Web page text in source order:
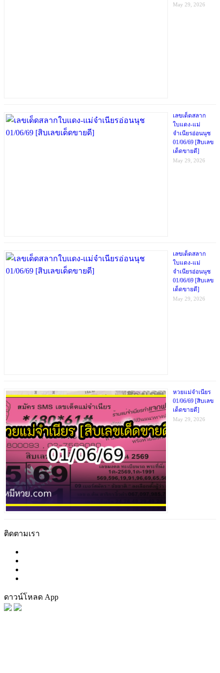
May 29, 2026
เลขเด็ดสลาก
ใบแดง-แม่
จำเนียรอ่อนนุช
01/06/69 [สิบเลข
เด็ดขายดี]
May 29, 2026
เลขเด็ดสลาก
ใบแดง-แม่
จำเนียรอ่อนนุช
01/06/69 [สิบเลข
เด็ดขายดี]
May 29, 2026
หวยแม่จำเนียร
01/06/69 [สิบเลข
เด็ดขายดี]
May 29, 2026
ติดตามเรา
ดาวน์โหลด App